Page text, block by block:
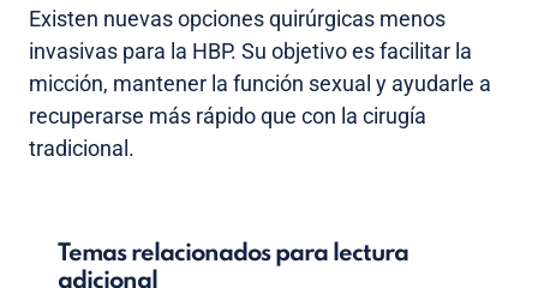
Existen nuevas opciones quirúrgicas menos
invasivas para la HBP. Su objetivo es facilitar la
micción, mantener la función sexual y ayudarle a
recuperarse más rápido que con la cirugía
tradicional.
Temas relacionados para lectura
adicional